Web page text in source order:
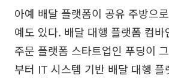
아예 배달 플랫폼이 공유 주방으
예도 있다. 배달 대행 플랫폼 컴바
주문 플랫폼 스타트업인 푸딩이
부터 IT 시스템 기반 배달 대행 플